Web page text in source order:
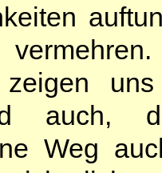
auch,
Weg